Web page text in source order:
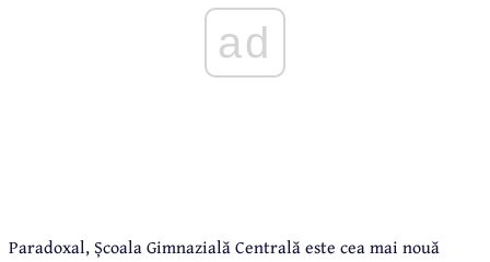
ad
Paradoxal, Școala Gimnazială Centrală este cea mai nouă